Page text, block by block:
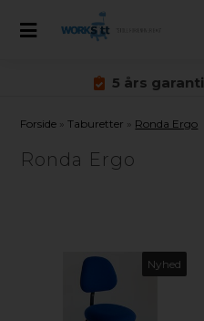
5 års garanti
Forside »Taburetter » Ronda Ergo
Ronda Ergo
Nyhed